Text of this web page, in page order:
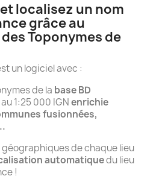
localisez un nom
grâce au
Toponymes de
un logiciel avec :
de la base BD
1:25 000 IGNenrichie
fusionnées,
de chaque lieu
automatiquedu lieu
!